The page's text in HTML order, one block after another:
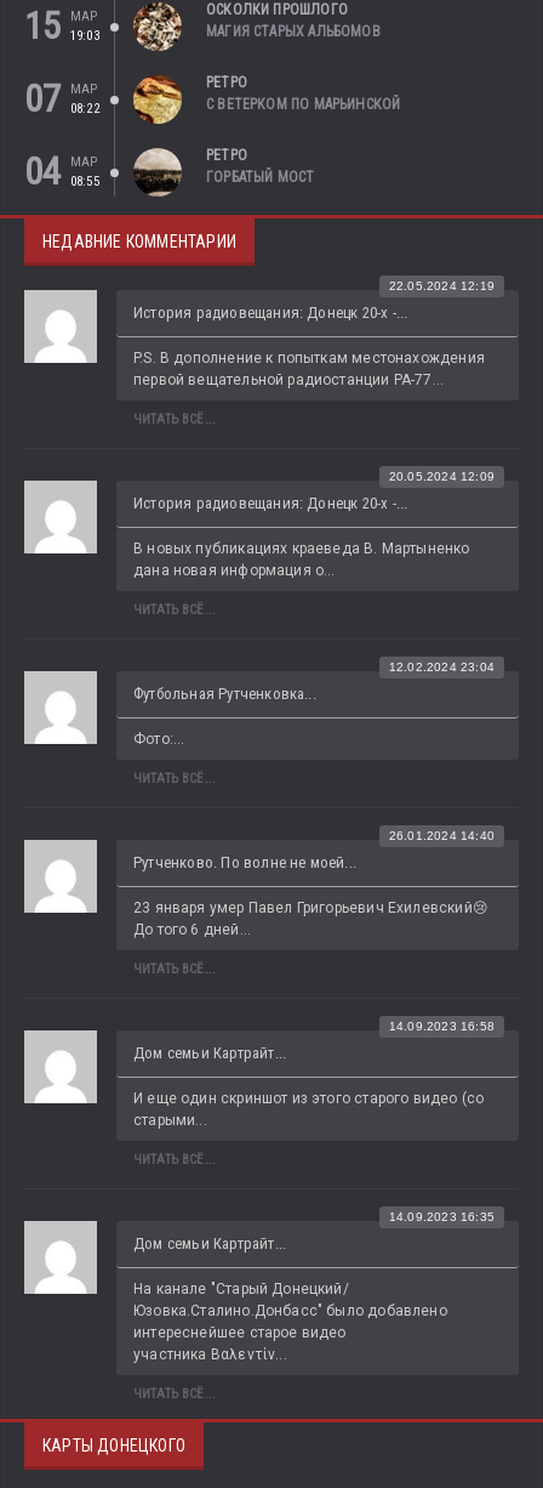
15
МАР
19:03
ОСКОЛКИ ПРОШЛОГО
МАГИЯ СТАРЫХ АЛЬБОМОВ
07
МАР
08:22
РЕТРО
С ВЕТЕРКОМ ПО МАРЬИНСКОЙ
04
МАР
08:55
РЕТРО
ГОРБАТЫЙ МОСТ
НЕДАВНИЕ КОММЕНТАРИИ
История радиовещания: Донецк 20-х -...
22.05.2024 12:19
P.S. В дополнение к попыткам местонахождения
первой вещательной радиостанции РА-77...
ЧИТАТЬ ВСЁ...
История радиовещания: Донецк 20-х -...
20.05.2024 12:09
В новых публикациях краеведа В. Мартыненко
дана новая информация о...
ЧИТАТЬ ВСЁ...
Футбольная Рутченковка...
12.02.2024 23:04
Фото:...
ЧИТАТЬ ВСЁ...
Рутченково. По волне не моей...
26.01.2024 14:40
23 января умер Павел Григорьевич Ехилевский😢
До того 6 дней...
ЧИТАТЬ ВСЁ...
Дом семьи Картрайт...
14.09.2023 16:58
И еще один скриншот из этого старого видео (со
старыми...
ЧИТАТЬ ВСЁ...
Дом семьи Картрайт...
14.09.2023 16:35
На канале "Старый Донецкий/
Юзовка.Сталино.Донбасс" было добавлено
интереснейшее старое видео
участника Βαλεντίν...
ЧИТАТЬ ВСЁ...
КАРТЫ ДОНЕЦКОГО